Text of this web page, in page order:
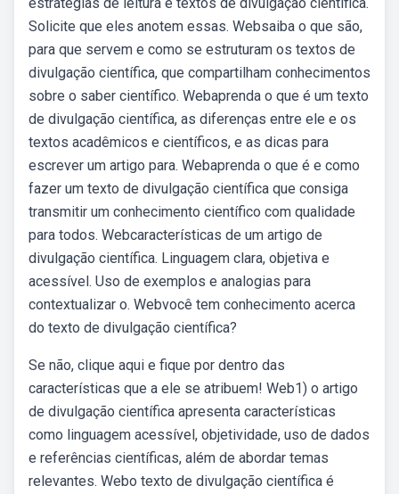
Solicite que eles anotem essas. Websaiba o que são,
para que servem e como se estruturam os textos de
divulgação científica, que compartilham conhecimentos
sobre o saber científico. Webaprenda o que é um texto
de divulgação científica, as diferenças entre ele e os
textos acadêmicos e científicos, e as dicas para
escrever um artigo para. Webaprenda o que é e como
fazer um texto de divulgação científica que consiga
transmitir um conhecimento científico com qualidade
para todos. Webcaracterísticas de um artigo de
divulgação científica. Linguagem clara, objetiva e
acessível. Uso de exemplos e analogias para
contextualizar o. Webvocê tem conhecimento acerca
do texto de divulgação científica?
Se não, clique aqui e fique por dentro das
características que a ele se atribuem! Web1) o artigo
de divulgação científica apresenta características
como linguagem acessível, objetividade, uso de dados
e referências científicas, além de abordar temas
relevantes. Webo texto de divulgação científica é